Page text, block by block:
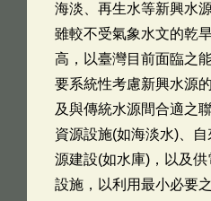
海淡、再生水等新興水
雖較不受氣象水文的乾
高，以臺灣目前面臨之
要系統性考慮新興水源
及與傳統水源間合適之
資源設施(如海淡水)、
源建設(如水庫)，以及
設施，以利用最小必要